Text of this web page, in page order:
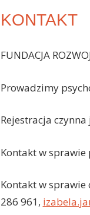
KONTAKT
FUNDACJA
Prowadzimy
Rejestracja
Kontakt w sprawie
Kontakt w sprawie
286 961,